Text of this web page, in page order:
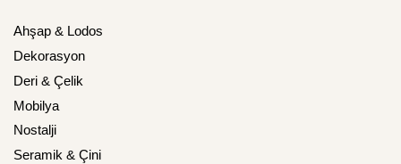
Ahşap & Lodos
Dekorasyon
Deri & Çelik
Mobilya
Nostalji
Seramik & Çini